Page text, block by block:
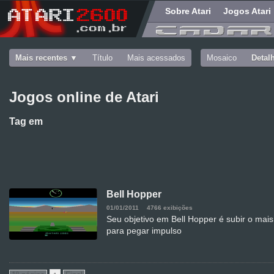
Sobre Atari Jogos Atari
Mais recentes Título Mais acessados Mosaico
Jogos online de Atari
Tag em
Bell Hopper
01/01/2011 4766 exibições
Seu objetivo em Bell Hopper é subir o
para pegar impulso